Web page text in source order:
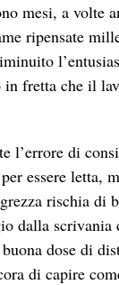
mesi, a volte
ripensate
in fretta che il
l’errore di
essere letta,
rischia di
dalla scrivania
dose di
di capire